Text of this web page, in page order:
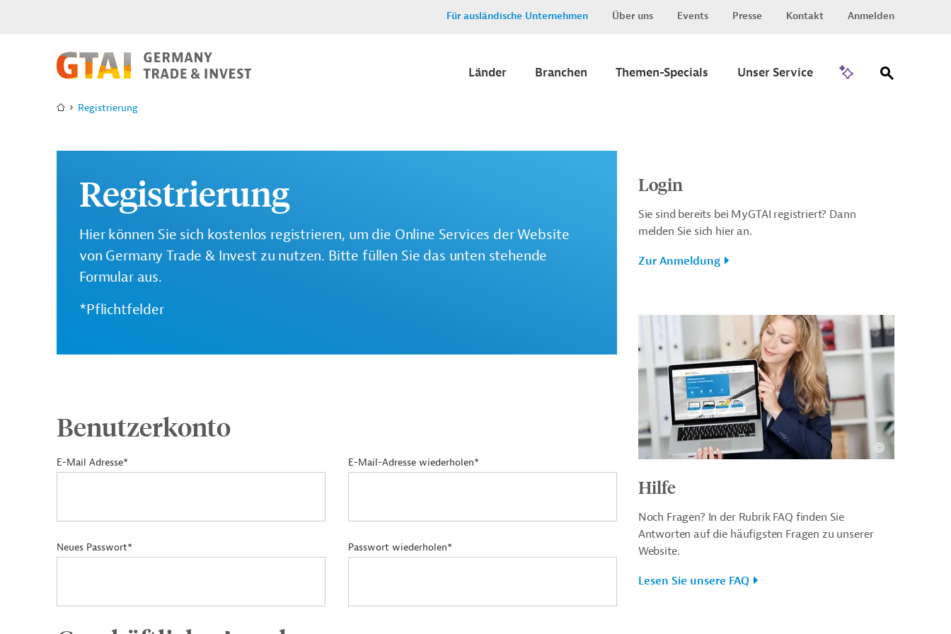
Für ausländische Unternehmen Über uns Events Presse Kontakt Anmelden
Länder Branchen Themen-Specials Unser Service
Registrierung
Registrierung
Hier können Sie sich kostenlos registrieren, um die Online Services der Website
von Germany Trade & Invest zu nutzen. Bitte füllen Sie das unten stehende
Formular aus.
*Pflichtfelder
Benutzerkonto
E-Mail Adresse* E-Mail-Adresse wiederholen*
Neues Passwort* Passwort wiederholen*
Login
Sie sind bereits bei MyGTAI registriert? Dann
melden Sie sich hier an.
Zur Anmeldung
Hilfe
Noch Fragen? In der Rubrik FAQ finden Sie
Antworten auf die häufigsten Fragen zu unserer
Website.
Lesen Sie unsere FAQ